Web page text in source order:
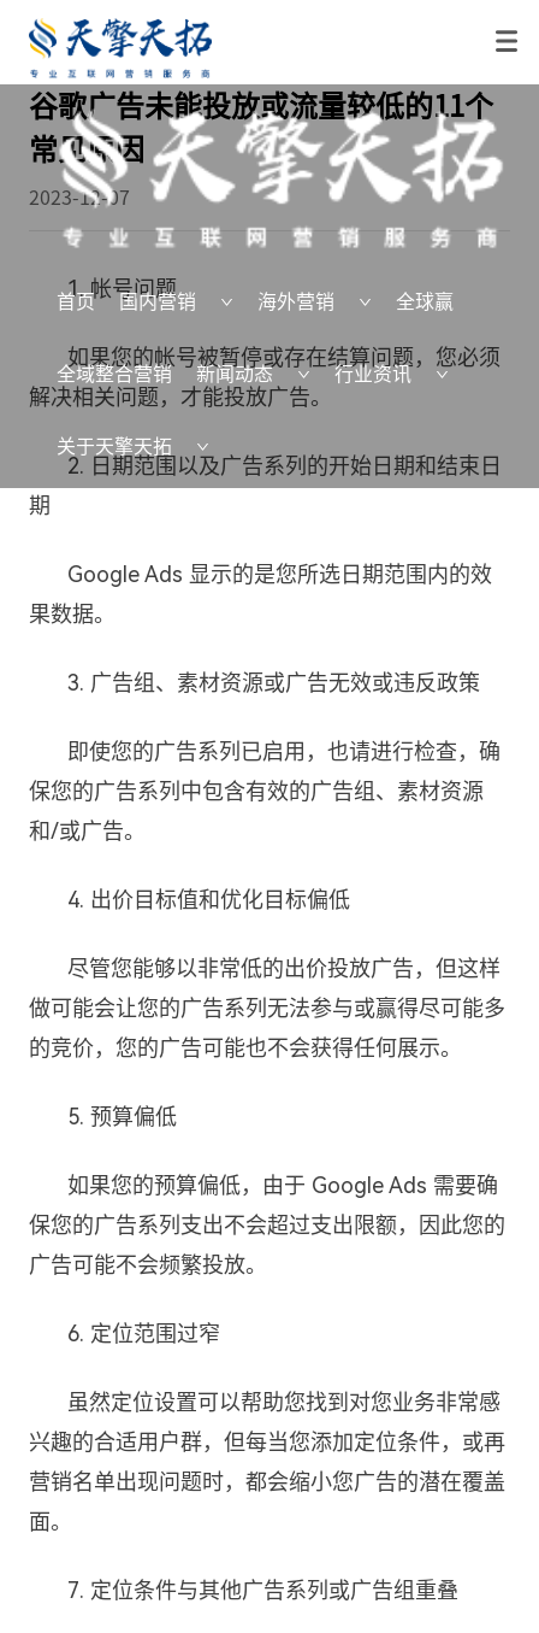
首页 国内营销 海外营销 全球赢
全域整合营销 新闻动态 行业资讯
关于天擎天拓
谷歌广告未能投放或流量较低的11个
常见原因
2023-12-07
1. 帐号问题
如果您的帐号被暂停或存在结算问题，您必须
解决相关问题，才能投放广告。
2. 日期范围以及广告系列的开始日期和结束日
期
Google Ads 显示的是您所选日期范围内的效
果数据。
3. 广告组、素材资源或广告无效或违反政策
即使您的广告系列已启用，也请进行检查，确
保您的广告系列中包含有效的广告组、素材资源
和/或广告。
4. 出价目标值和优化目标偏低
尽管您能够以非常低的出价投放广告，但这样
做可能会让您的广告系列无法参与或赢得尽可能多
的竞价，您的广告可能也不会获得任何展示。
5. 预算偏低
如果您的预算偏低，由于 Google Ads 需要确
保您的广告系列支出不会超过支出限额，因此您的
广告可能不会频繁投放。
6. 定位范围过窄
虽然定位设置可以帮助您找到对您业务非常感
兴趣的合适用户群，但每当您添加定位条件，或再
营销名单出现问题时，都会缩小您广告的潜在覆盖
面。
7. 定位条件与其他广告系列或广告组重叠